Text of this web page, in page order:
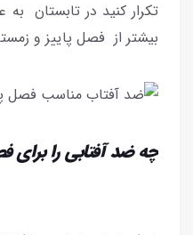
تکرار کنید در تابستان
بیشتر از فصل پاییز و
چه ضد آفتابی را برای